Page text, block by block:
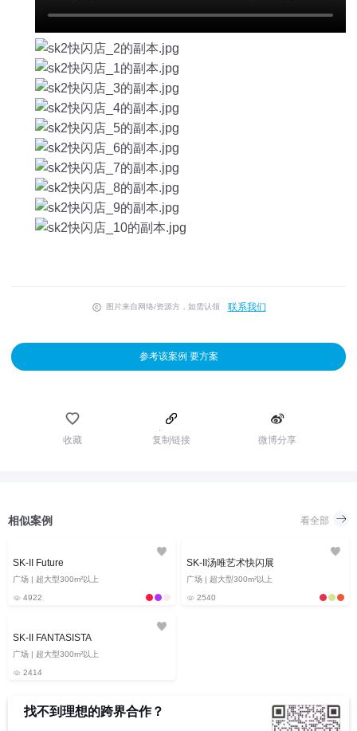
图片来自网络/资源方，如需认领 联系我们
参考该案例 要方案
收藏 复制链接 微博分享
相似案例 看全部
SK-II Future
广场 | 超大型300m²以上
4922
SK-II汤唯艺术快闪展
广场 | 超大型300m²以上
2540
SK-II FANTASISTA
广场 | 超大型300m²以上
2414
找不到理想的跨界合作？